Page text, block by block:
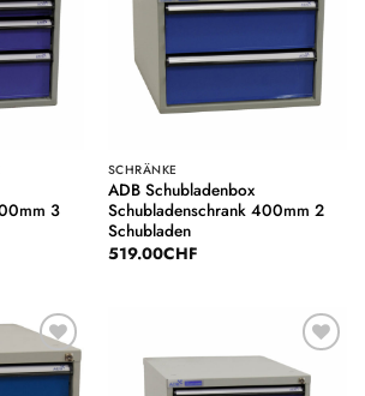
3
SCHRÄNKE
ADB Schubladenbox
Schubladenschrank 400mm 2
Schubladen
519.00CHF
Auf die
Wunschliste
Auf die
Wunschliste